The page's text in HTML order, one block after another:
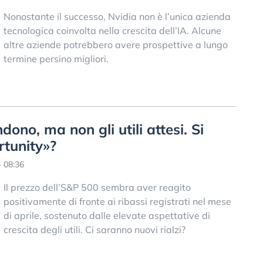
Nonostante il successo, Nvidia non è l’unica azienda
tecnologica coinvolta nella crescita dell’IA. Alcune
altre aziende potrebbero avere prospettive a lungo
termine persino migliori.
ma non gli utili attesi. Si
08:36
Il prezzo dell’S&P 500 sembra aver reagito
positivamente di fronte ai ribassi registrati nel mese
di aprile, sostenuto dalle elevate aspettative di
crescita degli utili. Ci saranno nuovi rialzi?